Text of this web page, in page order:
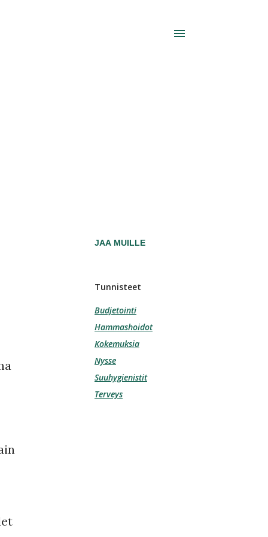
JAA MUILLE
Tunnisteet
Budjetointi
Hammashoidot
Kokemuksia
Nysse
Suuhygienistit
Terveys